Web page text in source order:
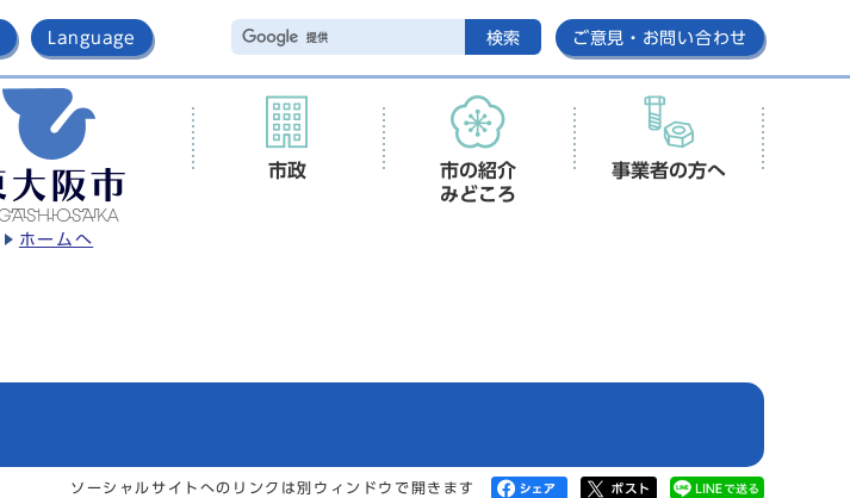
Language 検索 ご意見・お問い合わせ
ホームへ
市政
市の紹介
みどころ
事業者の方へ
ソーシャルサイトへのリンクは別ウィンドウで開きます